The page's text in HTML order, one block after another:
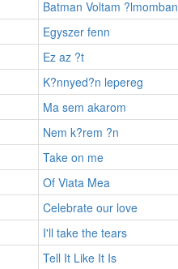
Batman Voltam ?lmomban
Egyszer fenn
Ez az ?t
K?nnyed?n lepereg
Ma sem akarom
Nem k?rem ?n
Take on me
Of Viata Mea
Celebrate our love
I'll take the tears
Tell It Like It Is